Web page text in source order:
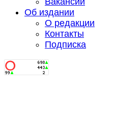
Об издании
О редакции
Контакты
Подписка